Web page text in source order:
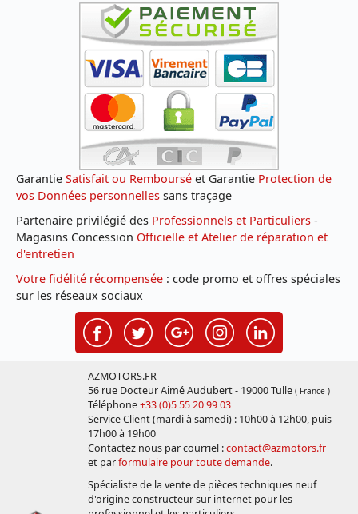
Garantie Satisfait ou Remboursé et Garantie Protection de
vos Données personnelles sans traçage
Partenaire privilégié des Professionnels et Particuliers -
Magasins Concession Officielle et Atelier de réparation et
d'entretien
Votre fidélité récompensée : code promo et offres spéciales
sur les réseaux sociaux
AZMOTORS.FR
56 rue Docteur Aimé Audubert - 19000 Tulle ( France )
Téléphone+33 (0)5 55 20 99 03
Service Client (mardi à samedi) : 10h00 à 12h00, puis
17h00 à 19h00
Contactez nous par courriel :contact@azmotors.fr
et parformulaire pour toute demande.
Spécialiste de la vente de pièces techniques neuf
d'origine constructeur sur internet pour les